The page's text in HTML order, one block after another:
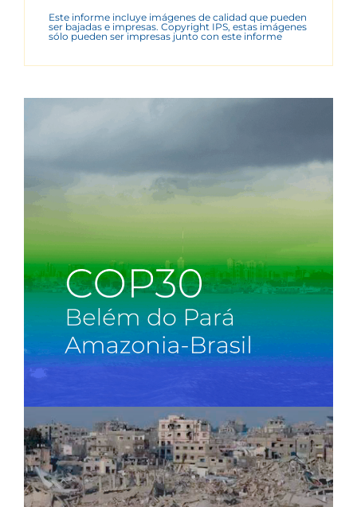
Este informe incluye imágenes de calidad que pueden
ser bajadas e impresas. Copyright IPS, estas imágenes
sólo pueden ser impresas junto con este informe